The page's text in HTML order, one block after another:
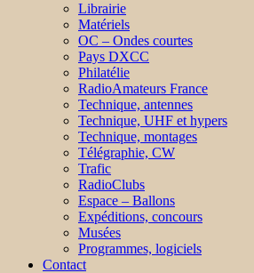
Librairie
Matériels
OC – Ondes courtes
Pays DXCC
Philatélie
RadioAmateurs France
Technique, antennes
Technique, UHF et hypers
Technique, montages
Télégraphie, CW
Trafic
RadioClubs
Espace – Ballons
Expéditions, concours
Musées
Programmes, logiciels
Contact